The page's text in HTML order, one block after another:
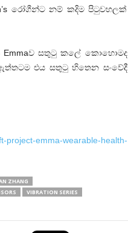
රෝගීන්ට නම් කදිම පිටුවහලක්
Emmaව සතුටු කලේ කොහොමද
එය සතුටු හිතෙන සංවේදී
project-emma-wearable-health-
ZHANG
VIBRATION SERIES